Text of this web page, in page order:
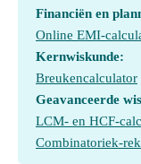
Financiën en
Online EMI-
Kernwiskunde:
Breukencalculator
Geavanceerde
LCM- en HCF-
Combinatoriek-